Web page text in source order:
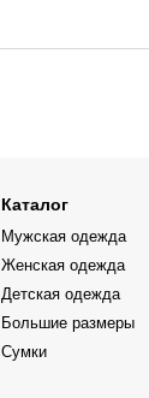
Каталог
Мужская одежда
Женская одежда
Детская одежда
Большие размеры
Сумки